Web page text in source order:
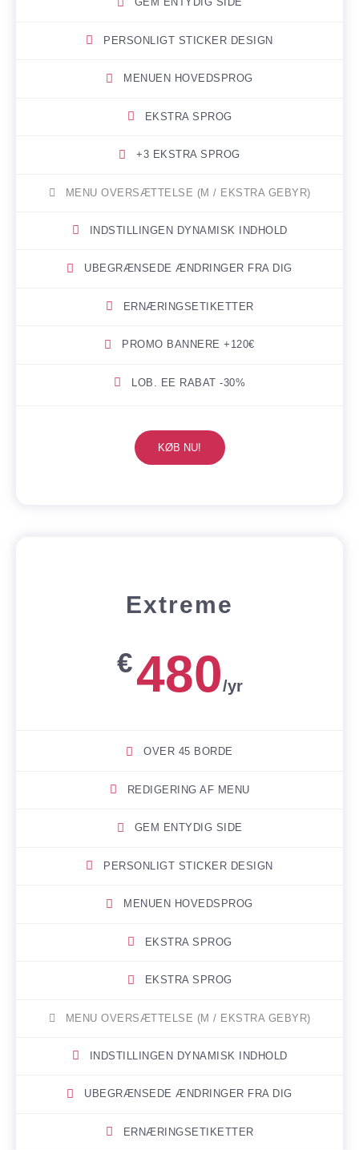
PERSONLIGT STICKER DESIGN
MENUEN HOVEDSPROG
EKSTRA SPROG
+3 EKSTRA SPROG
MENU OVERSÆTTELSE (M / EKSTRA GEBYR)
INDSTILLINGEN DYNAMISK INDHOLD
UBEGRÆNSEDE ÆNDRINGER FRA DIG
ERNÆRINGSETIKETTER
PROMO BANNERE +120€
LOB. EE RABAT -30%
KØB NU!
Extreme
€480/yr
OVER 45 BORDE
REDIGERING AF MENU
GEM ENTYDIG SIDE
PERSONLIGT STICKER DESIGN
MENUEN HOVEDSPROG
EKSTRA SPROG
EKSTRA SPROG
MENU OVERSÆTTELSE (M / EKSTRA GEBYR)
INDSTILLINGEN DYNAMISK INDHOLD
UBEGRÆNSEDE ÆNDRINGER FRA DIG
ERNÆRINGSETIKETTER